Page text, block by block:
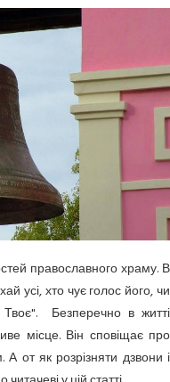
православного храму. В
усі, хто чує голос його, чи
Твоє". Безперечно в житті
місце. Він сповіщає про
от як розрізняти дзвони і